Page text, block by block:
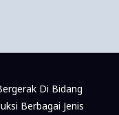
Di Bidang
Berbagai Jenis